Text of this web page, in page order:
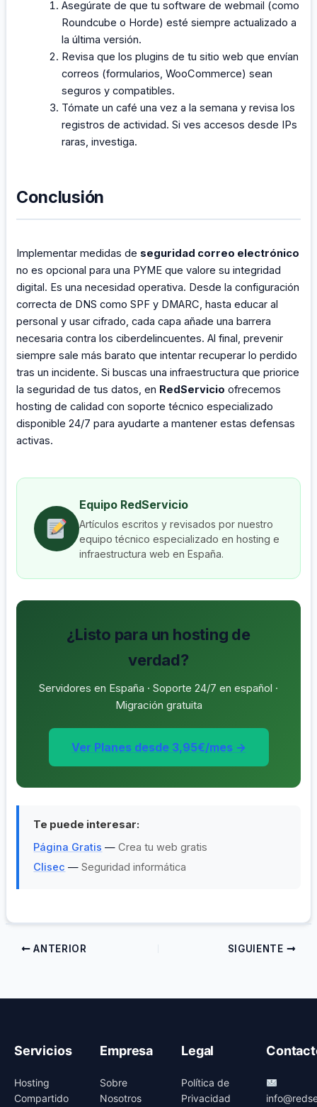
Asegúrate de que tu software de webmail (como
Roundcube o Horde) esté siempre actualizado a
la última versión.
Revisa que los plugins de tu sitio web que envían
correos (formularios, WooCommerce) sean
seguros y compatibles.
Tómate un café una vez a la semana y revisa los
registros de actividad. Si ves accesos desde IPs
raras, investiga.
Conclusión
Implementar medidas de seguridad correo electrónico
no es opcional para una PYME que valore su integridad
digital. Es una necesidad operativa. Desde la configuración
correcta de DNS como SPF y DMARC, hasta educar al
personal y usar cifrado, cada capa añade una barrera
necesaria contra los ciberdelincuentes. Al final, prevenir
siempre sale más barato que intentar recuperar lo perdido
tras un incidente. Si buscas una infraestructura que priorice
la seguridad de tus datos, en RedServicio ofrecemos
hosting de calidad con soporte técnico especializado
disponible 24/7 para ayudarte a mantener estas defensas
activas.
Equipo RedServicio
Artículos escritos y revisados por nuestro
equipo técnico especializado en hosting e
infraestructura web en España.
¿Listo para un hosting de
verdad?
Servidores en España · Soporte 24/7 en español ·
Migración gratuita
Ver Planes desde 3,95€/mes →
Te puede interesar:
Página Gratis —Crea tu web gratis
Clisec —Seguridad informática
ANTERIOR SIGUIENTE
Servicios
Hosting
Compartido
Empresa
Sobre
Nosotros
Legal
Política de
Privacidad